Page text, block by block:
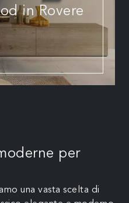
in Rovere
per
una vasta scelta di